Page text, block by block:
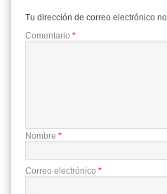
Tu dirección de correo electrónico
Comentario *
Nombre *
Correo electrónico *